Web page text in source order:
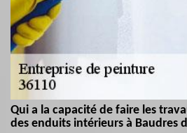
Qui a la capacité de faire les
des enduits intérieurs à Baudres